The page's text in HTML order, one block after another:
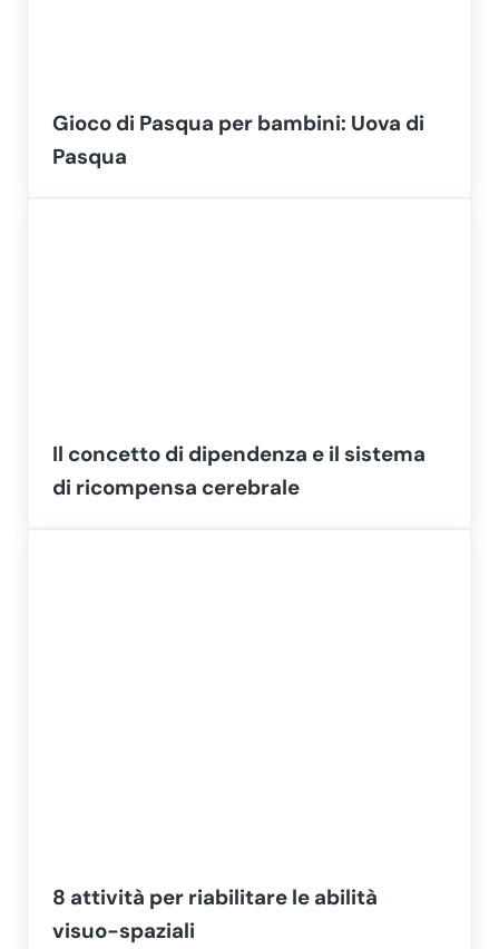
Gioco di Pasqua per bambini: Uova di
Pasqua
Il concetto di dipendenza e il sistema
di ricompensa cerebrale
8 attività per riabilitare le abilità
visuo-spaziali